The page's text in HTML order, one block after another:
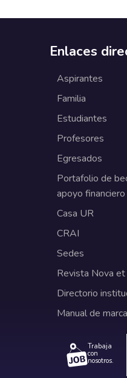
Enlaces
Aspirantes
Familia
Estudiantes
Profesores
Egresados
Portafolio de
apoyo financiero
Casa UR
CRAI
Sedes
Revista Nova
Directorio
Manual de marca
Trabaja
con
nosotros.